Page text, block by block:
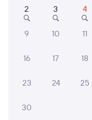
Частые вопросы
на другой поезд?
2 3 4
9 10 11
16 17 18
23 24 25
30